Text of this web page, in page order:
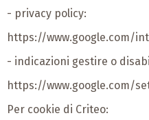
- privacy policy:
https://www.google.com/
- indicazioni gestire o
https://www.google.com/
Per cookie di Criteo: